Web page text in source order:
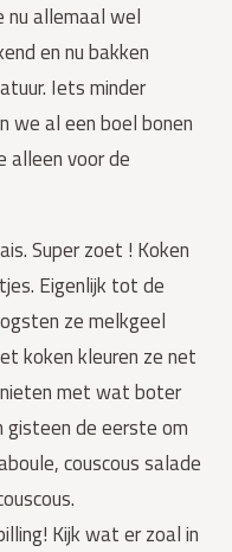
nu allemaal wel
en nu bakken
Iets minder
we al een boel bonen
alleen voor de
Super zoet ! Koken
Eigenlijk tot de
ze melkgeel
koken kleuren ze net
met wat boter
de eerste om
couscous salade
Kijk wat er zoal in